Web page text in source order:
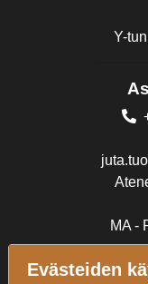
Y-
MA -
Evästeiden